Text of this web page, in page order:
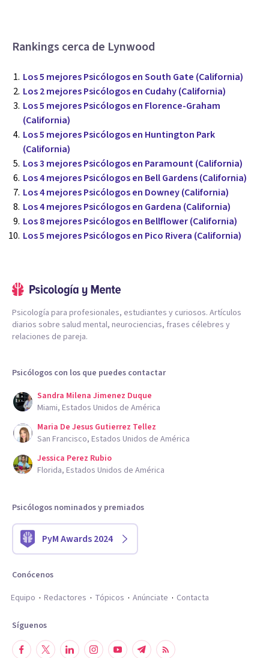
Rankings cerca de Lynwood
Los 5 mejores Psicólogos en South Gate (California)
Los 2 mejores Psicólogos en Cudahy (California)
Los 5 mejores Psicólogos en Florence-Graham
(California)
Los 5 mejores Psicólogos en Huntington Park
(California)
Los 3 mejores Psicólogos en Paramount (California)
Los 4 mejores Psicólogos en Bell Gardens (California)
Los 4 mejores Psicólogos en Downey (California)
Los 4 mejores Psicólogos en Gardena (California)
Los 8 mejores Psicólogos en Bellflower (California)
Los 5 mejores Psicólogos en Pico Rivera (California)
Psicología para profesionales, estudiantes y curiosos. Artículos
diarios sobre salud mental, neurociencias, frases célebres y
relaciones de pareja.
Psicólogos con los que puedes contactar
Sandra Milena Jimenez Duque
Miami, Estados Unidos de América
Maria De Jesus Gutierrez Tellez
San Francisco, Estados Unidos de América
Jessica Perez Rubio
Florida, Estados Unidos de América
Psicólogos nominados y premiados
PyM Awards 2024
Conócenos
Equipo
Redactores Tópicos Anúnciate Contacta
Síguenos